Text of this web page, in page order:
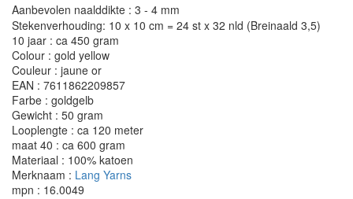
Aanbevolen naalddikte : 3 - 4 mm
Stekenverhouding: 10 x 10 cm = 24 st x 32 nld (Breinaald 3,5)
10 jaar : ca 450 gram
Colour : gold yellow
Couleur : jaune or
EAN : 7611862209857
Farbe : goldgelb
Gewicht : 50 gram
Looplengte : ca 120 meter
maat 40 : ca 600 gram
Materiaal : 100% katoen
Merknaam : Lang Yarns
mpn : 16.0049